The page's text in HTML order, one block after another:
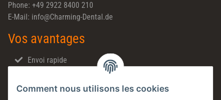
Comment nous utilisons les cookies
Phone: +49 2922 8400 210
E-Mail: info@Charming-Dental.de
Vos avantages
Envoi rapide
Made in Germany